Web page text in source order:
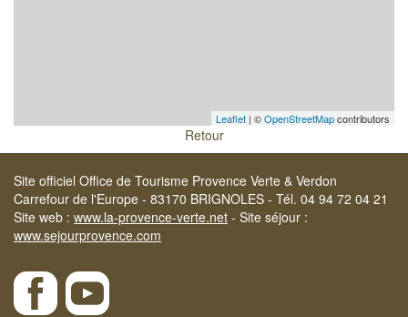
Leaflet | ©OpenStreetMapcontributors
Retour
Site officiel Office de Tourisme Provence Verte & Verdon
Carrefour de l'Europe - 83170 BRIGNOLES - Tél. 04 94 72 04 21
Site web : www.la-provence-verte.net - Site séjour :
www.sejourprovence.com